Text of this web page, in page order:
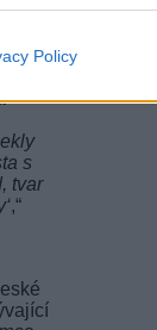
Policy
s
tvar
,“